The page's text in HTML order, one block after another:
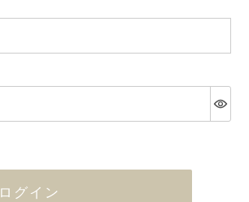
ログイン